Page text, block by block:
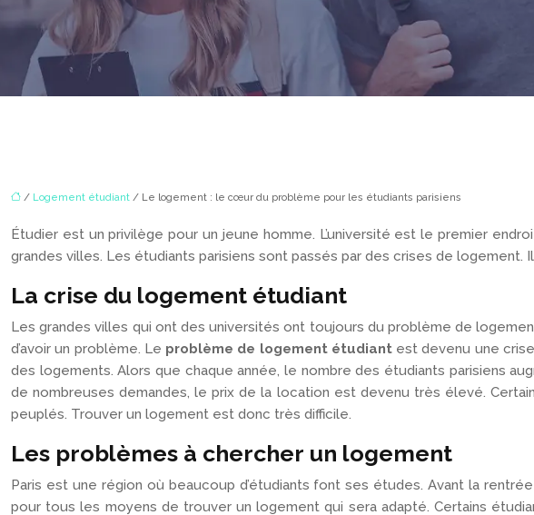
/ Logement étudiant / Le logement : le cœur du problème pour les étudiants parisiens
Étudier est un privilège pour un jeune homme. L’université est le premier
grandes villes. Les étudiants parisiens sont passés par des crises de
La crise du logement étudiant
Les grandes villes qui ont des universités ont toujours du problème de
d’avoir un problème. Le problème de logement étudiantest devenu une crise
des logements. Alors que chaque année, le nombre des étudiants parisiens
de nombreuses demandes, le prix de la location est devenu très élevé.
peuplés. Trouver un logement est donc très difficile.
Les problèmes à chercher un logement
Paris est une région où beaucoup d’étudiants font ses études. Avant la
pour tous les moyens de trouver un logement qui sera adapté. Certains